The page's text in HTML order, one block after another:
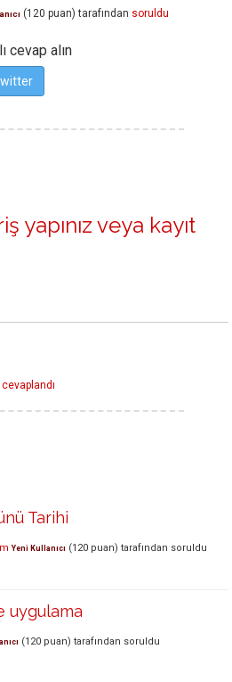
(120 puan) tarafından soruldu
cevap alın
yapınız veya kayıt
cevaplandı
Tarihi
Yeni Kullanıcı (120 puan) tarafından soruldu
uygulama
(120 puan) tarafından soruldu